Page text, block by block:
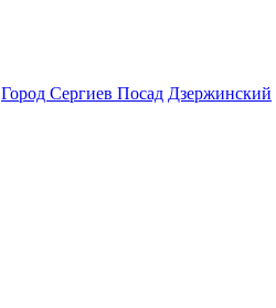
Город Сергиев Посад Дзержинский